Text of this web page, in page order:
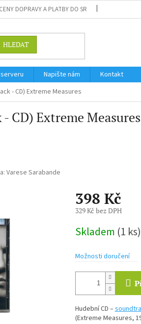
CENY DOPRAVY A PLATBY DO SR DOPRAVA
HLEDAT
Napište nám
Kontakt
- CD) Extreme Measures
CD) Extreme Measures
Varese Sarabande
398 Kč
329 Kč bez DPH
cena:
Skladem (1 ks)
Možnosti doručení
Hudební CD –
(Extreme Measures,